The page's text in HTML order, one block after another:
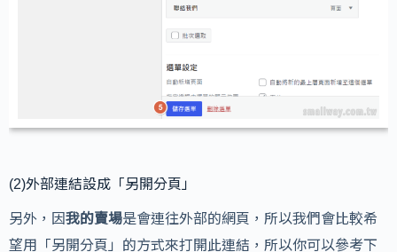
(2)外部連結設成「另開分頁」
另外，因我的賣場是會連往外部的網頁，所以我們會比較希
望用「另開分頁」的方式來打開此連結，所以你可以參考下